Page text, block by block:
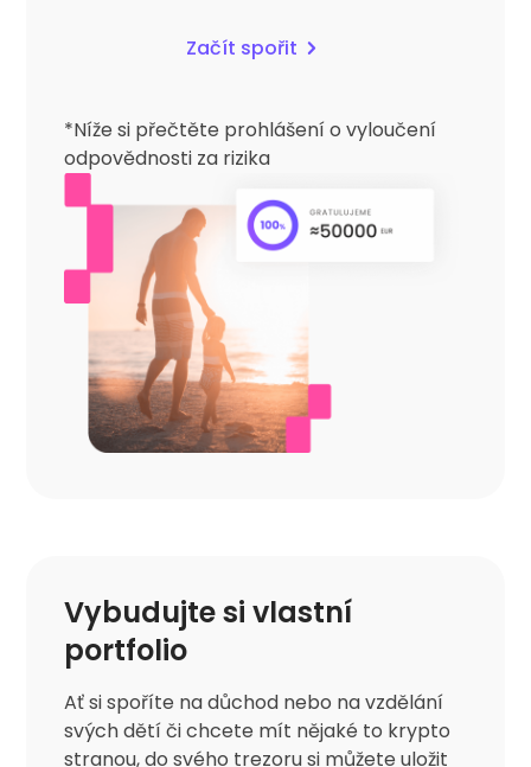
Začít spořit
*Níže si přečtěte prohlášení o vyloučení
odpovědnosti za rizika
Vybudujte si vlastní
portfolio
Ať si spoříte na důchod nebo na vzdělání
svých dětí či chcete mít nějaké to krypto
stranou, do svého trezoru si můžete uložit